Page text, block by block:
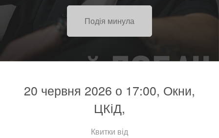
Подія минула
20 червня 2026 о 17:00, Окни,
ЦКіД,
Квитки від